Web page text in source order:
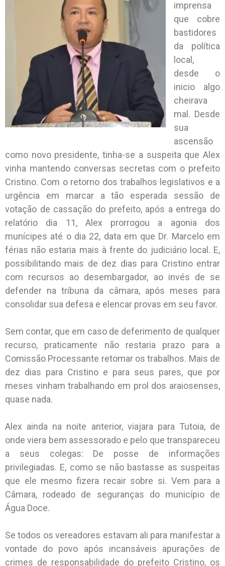
imprensa
que cobre
bastidores
da política
local,
desde o
inicio algo
cheirava
mal. Desde
sua
ascensão
como novo presidente, tinha-se a suspeita que Alex
vinha mantendo conversas secretas com o prefeito
Cristino. Com o retorno dos trabalhos legislativos e a
urgência em marcar a tão esperada sessão de
votação de cassação do prefeito, após a entrega do
relatório dia 11, Alex prorrogou a agonia dos
munícipes até o dia 22, data em que Dr. Marcelo em
férias não estaria mais à frente do judiciário local. E,
possibilitando mais de dez dias para Cristino entrar
com recursos ao desembargador, ao invés de se
defender na tribuna da câmara, após meses para
consolidar sua defesa e elencar provas em seu favor.
Sem contar, que em caso de deferimento de qualquer
recurso, praticamente não restaria prazo para a
Comissão Processante retomar os trabalhos. Mais de
dez dias para Cristino e para seus pares, que por
meses vinham trabalhando em prol dos araiosenses,
quase nada.
Alex ainda na noite anterior, viajara para Tutoia, de
onde viera bem assessorado e pelo que transpareceu
a seus colegas: De posse de informações
privilegiadas. E, como se não bastasse as suspeitas
que ele mesmo fizera recair sobre si. Vem para a
Câmara, rodeado de seguranças do município de
Água Doce.
Se todos os vereadores estavam ali para manifestar a
vontade do povo após incansáveis apurações de
crimes de responsabilidade do prefeito Cristino, os